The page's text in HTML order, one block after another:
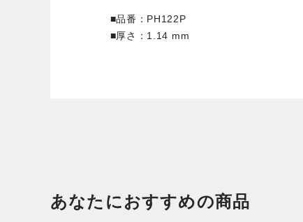
■品番：PH122P
■厚さ：1.14 mm
あなたにおすすめの商品